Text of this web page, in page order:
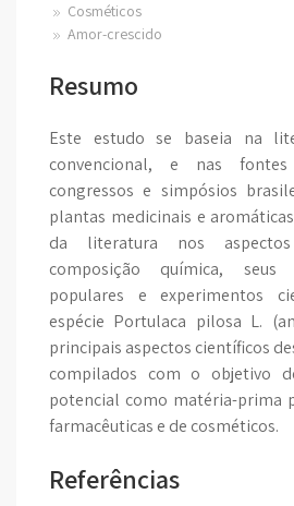
Cosméticos
Amor-crescido
Resumo
Este estudo se baseia na
convencional, e nas
congressos e simpósios
plantas medicinais e
da literatura nos
composição química, seus
populares e experimentos
espécie Portulaca pilosa L.
principais aspectos científicos
compilados com o objetivo
potencial como matéria-prima
farmacêuticas e de cosméticos.
Referências